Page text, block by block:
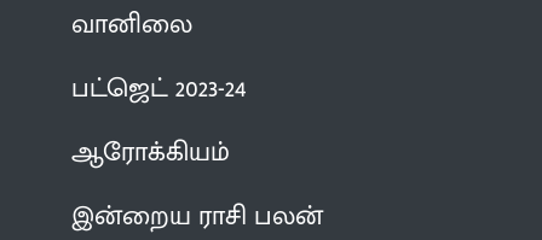
வானிலை
பட்ஜெட் 2023-24
ஆரோக்கியம்
இன்றைய ராசி பலன்